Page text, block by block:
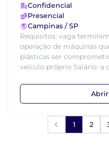
Confidencial
Presencial
Campinas / SP
Requisitos: vaga
operação de máquinas
plásticas ser
veículo próprio Salário: a
Abrir
1 2